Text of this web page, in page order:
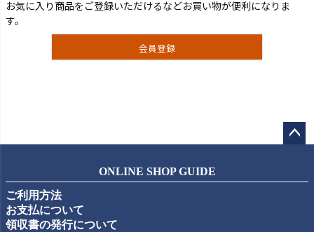
お気に入り商品をご登録いただけるなどお買い物が便利になりま
す。
会員登録
ップ
ONLINE SHOP GUIDE
ご利用方法
お支払について
領収書の発行について